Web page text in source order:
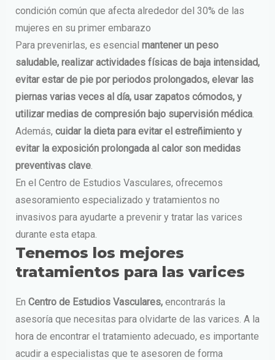
condición común que afecta alrededor del 30% de las
mujeres en su primer embarazo
Para prevenirlas, es esencial mantener un peso
saludable, realizar actividades físicas de baja intensidad,
evitar estar de pie por periodos prolongados, elevar las
piernas varias veces al día, usar zapatos cómodos, y
utilizar medias de compresión bajo supervisión médica.
Además, cuidar la dieta para evitar el estreñimiento y
evitar la exposición prolongada al calor son medidas
preventivas clave.
En el Centro de Estudios Vasculares, ofrecemos
asesoramiento especializado y tratamientos no
invasivos para ayudarte a prevenir y tratar las varices
durante esta etapa.
Tenemos los mejores
tratamientos para las varices
En Centro de Estudios Vasculares,encontrarás la
asesoría que necesitas para olvidarte de las varices. A la
hora de encontrar el tratamiento adecuado, es importante
acudir a especialistas que te asesoren de forma